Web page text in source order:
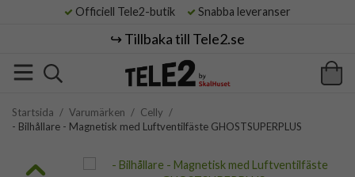
Officiell Tele2-butik Snabba leveranser
↪️ Tillbaka till Tele2.se
Startsida / Varumärken / Celly /
- Bilhållare - Magnetisk med Luftventilfäste GHOSTSUPERPLUS